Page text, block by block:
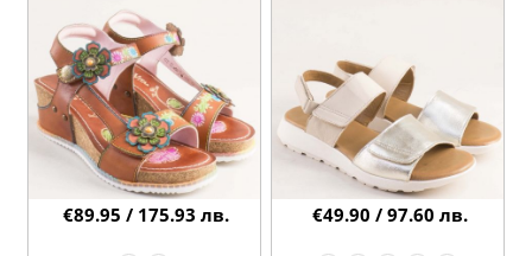
€89.95 / 175.93 лв. €49.90 / 97.60 лв.